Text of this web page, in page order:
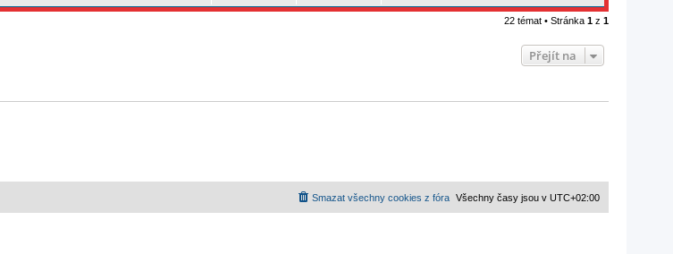
22 témat • Stránka 1 z 1
Přejít na
Všechny časy jsou v UTC+02:00
Smazat všechny cookies z fóra